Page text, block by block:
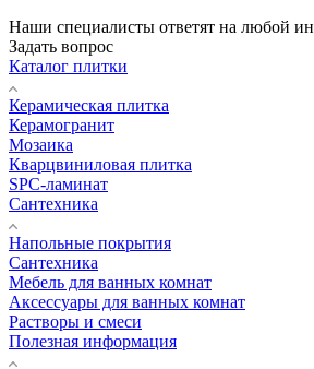
Наши специалисты ответят на любой
Задать вопрос
Каталог плитки
Керамическая плитка
Керамогранит
Мозаика
Кварцвиниловая плитка
SPC-ламинат
Сантехника
Напольные покрытия
Сантехника
Мебель для ванных комнат
Аксессуары для ванных комнат
Растворы и смеси
Полезная информация